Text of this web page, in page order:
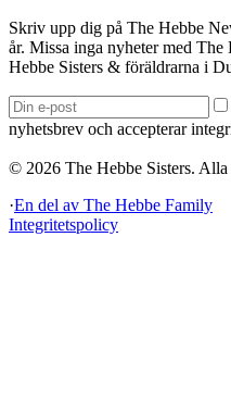
Skriv upp dig på The Hebbe
år. Missa inga nyheter med
Hebbe Sisters & föräldrarna i
nyhetsbrev och accepterar
© 2026 The Hebbe Sisters. Alla
·En del av The Hebbe Family
Integritetspolicy